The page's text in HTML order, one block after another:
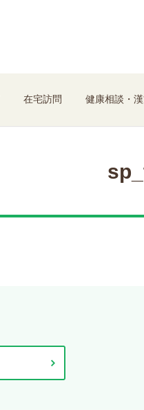
在宅訪問 健康相談・